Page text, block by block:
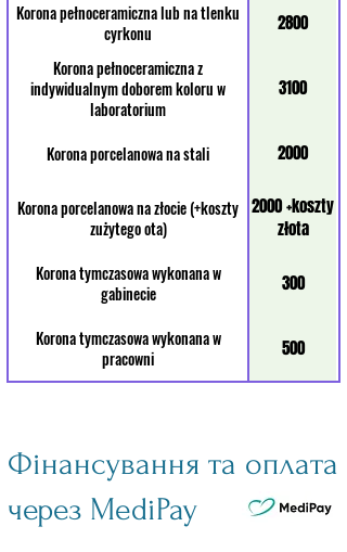
Korona pełnoceramiczna lub na tlenku
cyrkonu
2800
Korona pełnoceramiczna z
indywidualnym doborem koloru w
laboratorium
3100
Korona porcelanowa na stali 2000
Korona porcelanowa na złocie (+koszty
zużytego ota)
2000 +koszty
złota
Korona tymczasowa wykonana w
gabinecie
300
Korona tymczasowa wykonana w
pracowni
500
Фінансування та оплата
через MediPay